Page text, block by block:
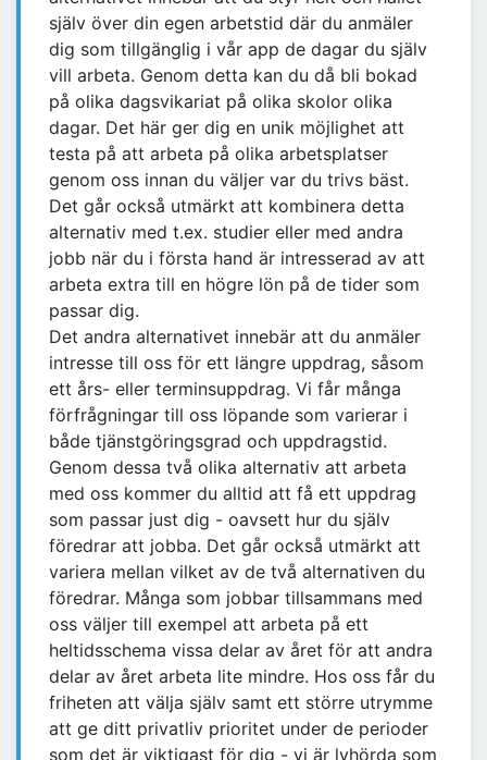
själv över din egen arbetstid där du anmäler
dig som tillgänglig i vår app de dagar du själv
vill arbeta. Genom detta kan du då bli bokad
på olika dagsvikariat på olika skolor olika
dagar. Det här ger dig en unik möjlighet att
testa på att arbeta på olika arbetsplatser
genom oss innan du väljer var du trivs bäst.
Det går också utmärkt att kombinera detta
alternativ med t.ex. studier eller med andra
jobb när du i första hand är intresserad av att
arbeta extra till en högre lön på de tider som
passar dig.
Det andra alternativet innebär att du anmäler
intresse till oss för ett längre uppdrag, såsom
ett års- eller terminsuppdrag. Vi får många
förfrågningar till oss löpande som varierar i
både tjänstgöringsgrad och uppdragstid.
Genom dessa två olika alternativ att arbeta
med oss kommer du alltid att få ett uppdrag
som passar just dig - oavsett hur du själv
föredrar att jobba. Det går också utmärkt att
variera mellan vilket av de två alternativen du
föredrar. Många som jobbar tillsammans med
oss väljer till exempel att arbeta på ett
heltidsschema vissa delar av året för att andra
delar av året arbeta lite mindre. Hos oss får du
friheten att välja själv samt ett större utrymme
att ge ditt privatliv prioritet under de perioder
som det är viktigast för dig - vi är lyhörda som